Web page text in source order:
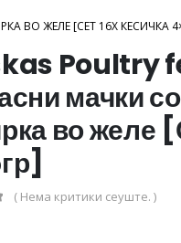
ВО ЖЕЛЕ [СЕТ 16X КЕСИЧКА
Poultry
мачки
во желе
( Нема критики сеуште. )